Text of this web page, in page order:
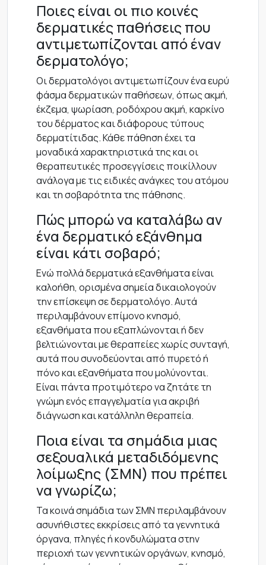
Ποιες είναι οι πιο κοινές
δερματικές παθήσεις που
αντιμετωπίζονται από έναν
δερματολόγο;
Οι δερματολόγοι αντιμετωπίζουν ένα ευρύ
φάσμα δερματικών παθήσεων, όπως ακμή,
έκζεμα, ψωρίαση, ροδόχρου ακμή, καρκίνο
του δέρματος και διάφορους τύπους
δερματίτιδας. Κάθε πάθηση έχει τα
μοναδικά χαρακτηριστικά της και οι
θεραπευτικές προσεγγίσεις ποικίλλουν
ανάλογα με τις ειδικές ανάγκες του ατόμου
και τη σοβαρότητα της πάθησης.
Πώς μπορώ να καταλάβω αν
ένα δερματικό εξάνθημα
είναι κάτι σοβαρό;
Ενώ πολλά δερματικά εξανθήματα είναι
καλοήθη, ορισμένα σημεία δικαιολογούν
την επίσκεψη σε δερματολόγο. Αυτά
περιλαμβάνουν επίμονο κνησμό,
εξανθήματα που εξαπλώνονται ή δεν
βελτιώνονται με θεραπείες χωρίς συνταγή,
αυτά που συνοδεύονται από πυρετό ή
πόνο και εξανθήματα που μολύνονται.
Είναι πάντα προτιμότερο να ζητάτε τη
γνώμη ενός επαγγελματία για ακριβή
διάγνωση και κατάλληλη θεραπεία.
Ποια είναι τα σημάδια μιας
σεξουαλικά μεταδιδόμενης
λοίμωξης (ΣΜΝ) που πρέπει
να γνωρίζω;
Τα κοινά σημάδια των ΣΜΝ περιλαμβάνουν
ασυνήθιστες εκκρίσεις από τα γεννητικά
όργανα, πληγές ή κονδυλώματα στην
περιοχή των γεννητικών οργάνων, κνησμό,